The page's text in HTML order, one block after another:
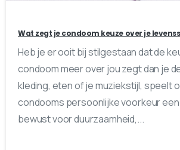
Wat zegt je condoom keuze over je
Heb je er ooit bij stilgestaan dat de
condoom meer over jou zegt dan je
kleding, eten of je muziekstijl, speelt
condooms persoonlijke voorkeur een
bewust voor duurzaamheid,...